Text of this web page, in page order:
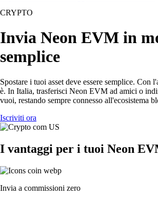
CRYPTO
Invia Neon EVM in
semplice
Spostare i tuoi asset deve essere semplice. Con
è. In Italia, trasferisci Neon EVM ad amici o
vuoi, restando sempre connesso all'ecosistema
Iscriviti ora
I vantaggi per i tuoi Neon
Invia a commissioni zero